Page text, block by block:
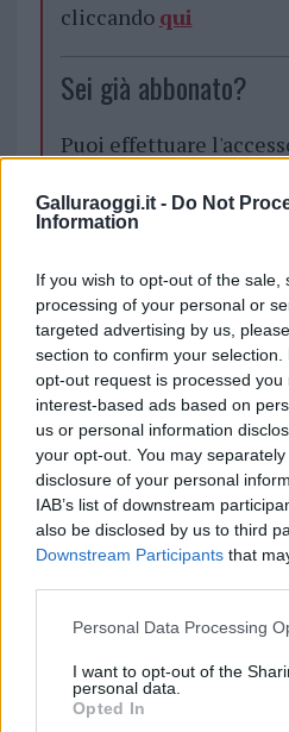
Galluraoggi.it - Do Not
Information
If you wish to opt-out of the
processing of your personal or
targeted advertising by us,
section to confirm your
opt-out request is processed you
interest-based ads based on
us or personal information
your opt-out. You may
disclosure of your personal
IAB’s list of downstream
also be disclosed by us to third
Downstream Participants that
Please note that this website/
not limited to your visit or usage
grant or deny consent to Google
use your data for below
Personal Data Processing
I want to opt-out of the
personal data.
Opted In
cliccando qui
Sei già abbonato?
Puoi effettuare
cliccandoqui
TEMI: Cala Cuncheddi Olbia
Notizie Olbia
Vretreats
Inviaci le
i tuoi video
Su
345 356 7512
Notizie in
Entra nel